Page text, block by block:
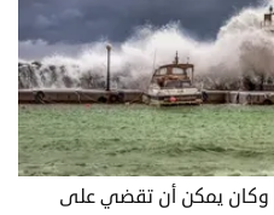
وكان يمكن أن تقضي على